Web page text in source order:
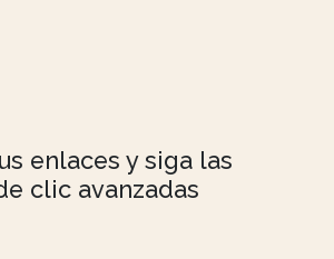
enlaces y siga las
clic avanzadas